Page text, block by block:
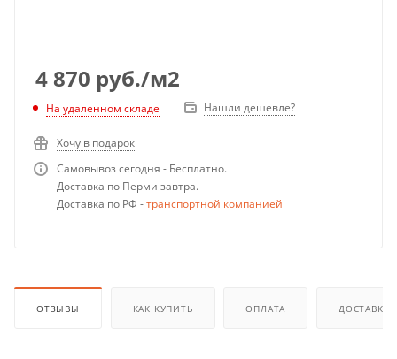
4 870 руб./м2
На удаленном складе Нашли дешевле?
Хочу в подарок
Самовывоз сегодня - Бесплатно.
Доставка по Перми завтра.
Доставка по РФ -транспортной компанией
ОТЗЫВЫ КАК КУПИТЬ ОПЛАТА ДОСТАВКА